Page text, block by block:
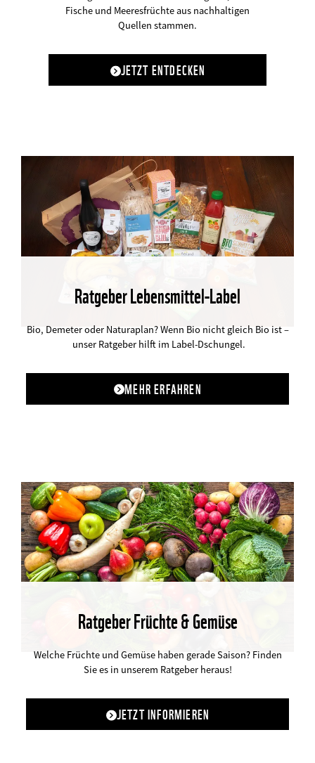
Fische und Meeresfrüchte aus nachhaltigen
Quellen stammen.
JETZT ENTDECKEN
Ratgeber Lebensmittel-Label
Bio, Demeter oder Naturaplan? Wenn Bio nicht gleich Bio ist –
unser Ratgeber hilft im Label-Dschungel.
MEHR ERFAHREN
Ratgeber Früchte & Gemüse
Welche Früchte und Gemüse haben gerade Saison? Finden
Sie es in unserem Ratgeber heraus!
JETZT INFORMIEREN